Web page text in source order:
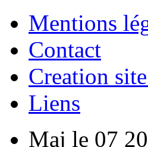
Mentions
Contact
Creation
Liens
Maj le 07